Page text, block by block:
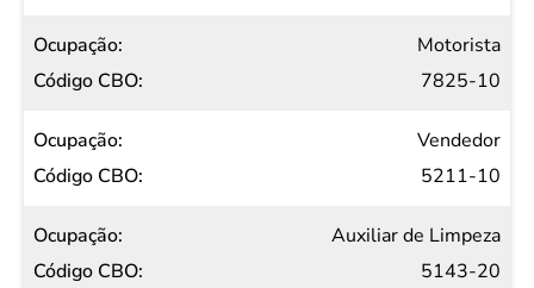
Motorista
7825-10
Vendedor
5211-10
Auxiliar de Limpeza
5143-20